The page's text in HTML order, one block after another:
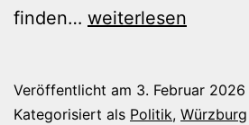
finden… Lange
nachhaltig
weiterlesen
Veröffentlicht am 3. Februar 2026
Kategorisiert als Politik, Würzburg